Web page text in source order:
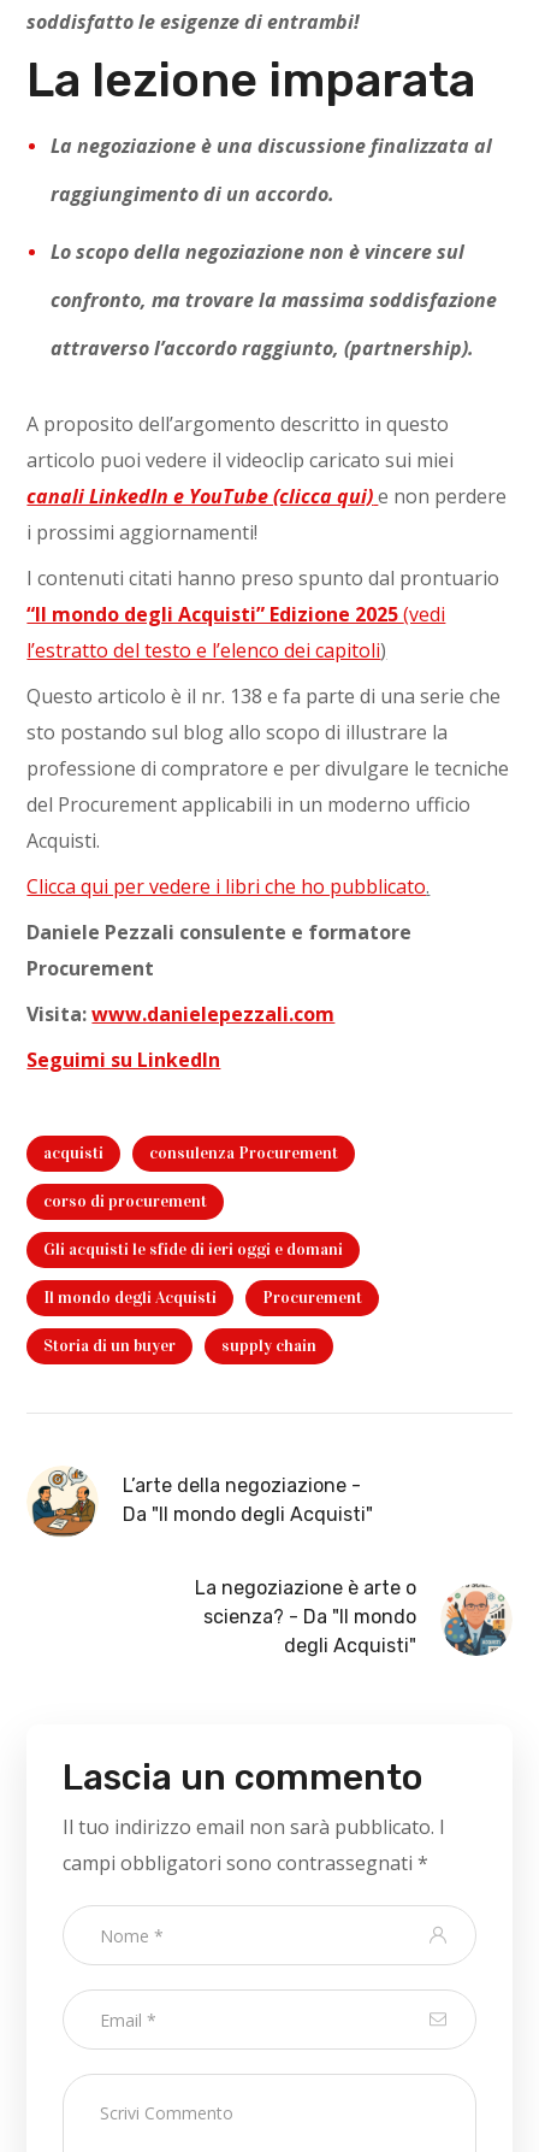
soddisfatto le esigenze di entrambi!
La lezione imparata
La negoziazione è una discussione finalizzata al
raggiungimento di un accordo.
Lo scopo della negoziazione non è vincere sul
confronto, ma trovare la massima soddisfazione
attraverso l’accordo raggiunto, (partnership).
A proposito dell’argomento descritto in questo
articolo puoi vedere il videoclip caricato sui miei
canali LinkedIn e YouTube (clicca qui) e non perdere
i prossimi aggiornamenti!
I contenuti citati hanno preso spunto dal prontuario
“Il mondo degli Acquisti” Edizione 2025(vedi
l’estratto del testo e l’elenco dei capitoli)
Questo articolo è il nr. 138 e fa parte di una serie che
sto postando sul blog allo scopo di illustrare la
professione di compratore e per divulgare le tecniche
del Procurement applicabili in un moderno ufficio
Acquisti.
Clicca qui per vedere i libri che ho pubblicato.
Daniele Pezzali consulente e formatore
Procurement
Visita:www.danielepezzali.com
Seguimi su LinkedIn
acquisti consulenza Procurement
corso di procurement
Gli acquisti le sfide di ieri oggi e domani
Il mondo degli Acquisti Procurement
Storia di un buyer supply chain
L’arte della negoziazione -
Da "Il mondo degli Acquisti"
La negoziazione è arte o
scienza? - Da "Il mondo
degli Acquisti"
Lascia un commento
Il tuo indirizzo email non sarà pubblicato. I
campi obbligatori sono contrassegnati*